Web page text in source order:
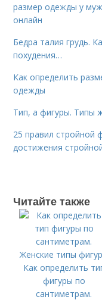
размер одежды у
онлайн
Бедра талия грудь.
похудения…
Как определить
одежды
Тип, а фигуры. Типы
25 правил стройной
достижения
Читайте также
Как определить
фигуры по
сантиметрам.